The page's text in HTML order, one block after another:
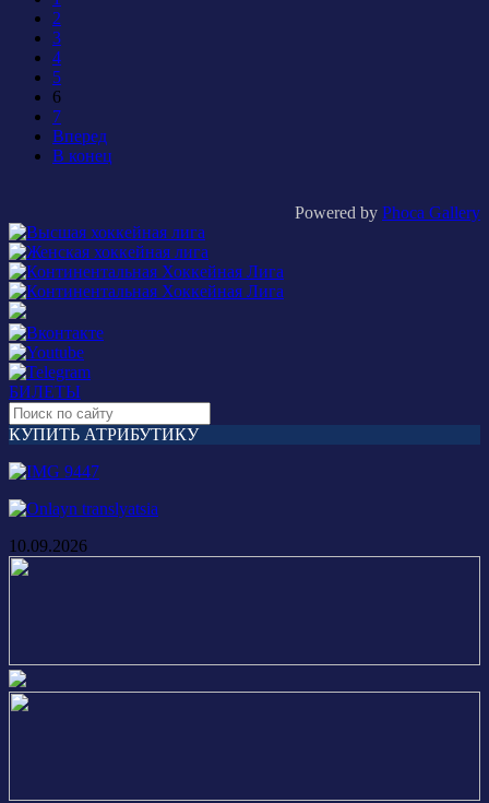
2
3
4
5
6
7
Вперед
В конец
Powered by Phoca Gallery
БИЛЕТЫ
КУПИТЬ АТРИБУТИКУ
10.09.2026